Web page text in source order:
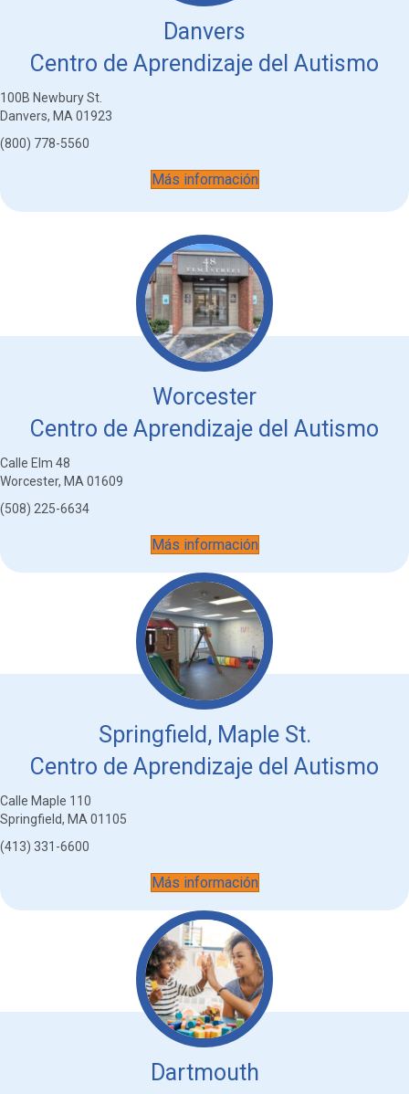
Danvers
Centro de Aprendizaje del Autismo
100B Newbury St.
Danvers, MA 01923
(800) 778-5560
Más información
Worcester
Centro de Aprendizaje del Autismo
Calle Elm 48
Worcester, MA 01609
(508) 225-6634
Más información
Springfield, Maple St.
Centro de Aprendizaje del Autismo
Calle Maple 110
Springfield, MA 01105
(413) 331-6600
Más información
Dartmouth